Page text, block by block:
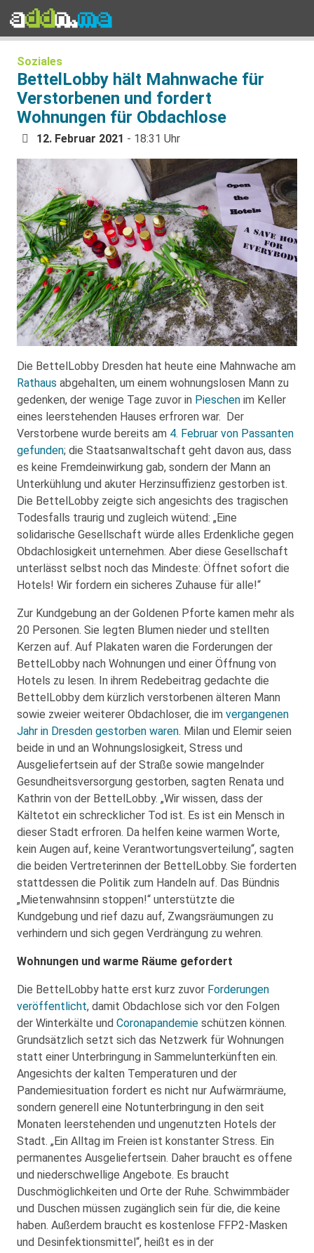
Soziales
BettelLobby hält Mahnwache für
Verstorbenen und fordert
Wohnungen für Obdachlose
12. Februar 2021 - 18:31 Uhr
Die BettelLobby Dresden hat heute eine Mahnwache am
Rathaus abgehalten, um einem wohnungslosen Mann zu
gedenken, der wenige Tage zuvor in Pieschen im Keller
eines leerstehenden Hauses erfroren war. Der
Verstorbene wurde bereits am 4. Februar von Passanten
gefunden; die Staatsanwaltschaft geht davon aus, dass
es keine Fremdeinwirkung gab, sondern der Mann an
Unterkühlung und akuter Herzinsuffizienz gestorben ist.
Die BettelLobby zeigte sich angesichts des tragischen
Todesfalls traurig und zugleich wütend: „Eine
solidarische Gesellschaft würde alles Erdenkliche gegen
Obdachlosigkeit unternehmen. Aber diese Gesellschaft
unterlässt selbst noch das Mindeste: Öffnet sofort die
Hotels! Wir fordern ein sicheres Zuhause für alle!“
Zur Kundgebung an der Goldenen Pforte kamen mehr als
20 Personen. Sie legten Blumen nieder und stellten
Kerzen auf. Auf Plakaten waren die Forderungen der
BettelLobby nach Wohnungen und einer Öffnung von
Hotels zu lesen. In ihrem Redebeitrag gedachte die
BettelLobby dem kürzlich verstorbenen älteren Mann
sowie zweier weiterer Obdachloser, die im vergangenen
Jahr in Dresden gestorben waren. Milan und Elemir seien
beide in und an Wohnungslosigkeit, Stress und
Ausgeliefertsein auf der Straße sowie mangelnder
Gesundheitsversorgung gestorben, sagten Renata und
Kathrin von der BettelLobby. „Wir wissen, dass der
Kältetot ein schrecklicher Tod ist. Es ist ein Mensch in
dieser Stadt erfroren. Da helfen keine warmen Worte,
kein Augen auf, keine Verantwortungsverteilung“, sagten
die beiden Vertreterinnen der BettelLobby. Sie forderten
stattdessen die Politik zum Handeln auf. Das Bündnis
„Mietenwahnsinn stoppen!“ unterstützte die
Kundgebung und rief dazu auf, Zwangsräumungen zu
verhindern und sich gegen Verdrängung zu wehren.
Wohnungen und warme Räume gefordert
Die BettelLobby hatte erst kurz zuvor Forderungen
veröffentlicht, damit Obdachlose sich vor den Folgen
der Winterkälte und Coronapandemie schützen können.
Grundsätzlich setzt sich das Netzwerk für Wohnungen
statt einer Unterbringung in Sammelunterkünften ein.
Angesichts der kalten Temperaturen und der
Pandemiesituation fordert es nicht nur Aufwärmräume,
sondern generell eine Notunterbringung in den seit
Monaten leerstehenden und ungenutzten Hotels der
Stadt. „Ein Alltag im Freien ist konstanter Stress. Ein
permanentes Ausgeliefertsein. Daher braucht es offene
und niederschwellige Angebote. Es braucht
Duschmöglichkeiten und Orte der Ruhe. Schwimmbäder
und Duschen müssen zugänglich sein für die, die keine
haben. Außerdem braucht es kostenlose FFP2-Masken
und Desinfektionsmittel“, heißt es in der